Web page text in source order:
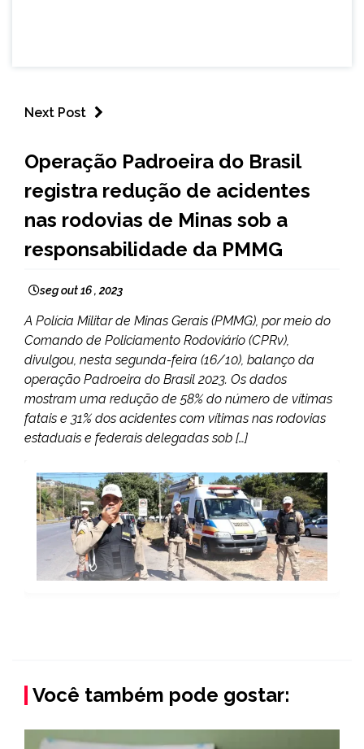
Next Post
MINAS
GERAIS
NOTÍCIAS
Operação Padroeira do Brasil
registra redução de acidentes
nas rodovias de Minas sob a
responsabilidade da PMMG
seg out 16 , 2023
A Polícia Militar de Minas Gerais (PMMG), por meio do
Comando de Policiamento Rodoviário (CPRv),
divulgou, nesta segunda-feira (16/10), balanço da
operação Padroeira do Brasil 2023. Os dados
mostram uma redução de 58% do número de vítimas
fatais e 31% dos acidentes com vítimas nas rodovias
estaduais e federais delegadas sob […]
Você também pode gostar: